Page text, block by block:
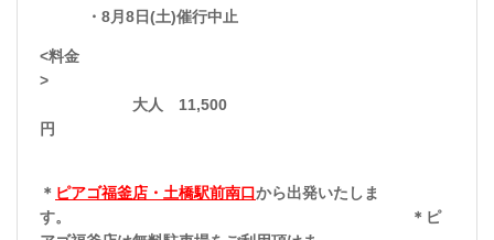
・8月8日(土)催行中止
<料金
>
大人 11,500
円
＊ ピアゴ福釜店・土橋駅前南口から出発いたしま
す。 ＊ピ